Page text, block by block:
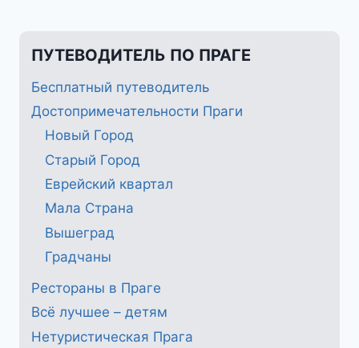
ПУТЕВОДИТЕЛЬ ПО ПРАГЕ
Бесплатный путеводитель
Достопримечательности Праги
Новый Город
Старый Город
Еврейский квартал
Мала Страна
Вышеград
Градчаны
Рестораны в Праге
Всё лучшее – детям
Нетуристическая Прага